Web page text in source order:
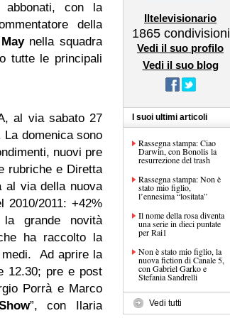
con la
della
nella squadra
tutte le principali
al via sabato 27
domenica sono
nuovi pre
rubriche e Diretta
al via della nuova
2010/2011: +42%
grande novità
ha raccolto la
medi. Ad aprire la
12.30; pre e post
Porrà e Marco
”, con Ilaria
Iltelevisionario
1865 condivisioni
Vedi il suo profilo
Vedi il suo blog
I suoi ultimi articoli
Rassegna stampa: Ciao
Darwin, con Bonolis la
resurrezione del trash
Rassegna stampa: Non è
stato mio figlio,
l’ennesima “lositata”
Il nome della rosa diventa
una serie in dieci puntate
per Rai1
Non è stato mio figlio, la
nuova fiction di Canale 5,
con Gabriel Garko e
Stefania Sandrelli
Vedi tutti